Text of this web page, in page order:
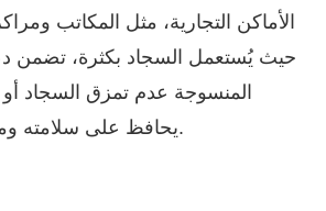
الأماكن التجارية، مثل المكاتب
حيث يُستعمل السجاد بكثرة، تضمن
المنسوجة عدم تمزق السجاد أو
يحافظ على سلامته ومظهره لفترة طويلة.